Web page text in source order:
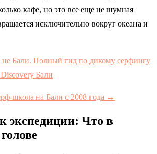
кафе, но это все еще не шумная
исключительно вокруг океана и
школа на Бали с 2008 года →
экспедиции: Что в